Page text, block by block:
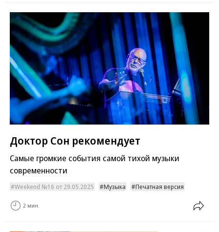
Доктор Сон рекомендует
Самые громкие события самой тихой музыки
современности
Weekend №16 от 29.05.2025 Музыка Печатная версия
2 мин.